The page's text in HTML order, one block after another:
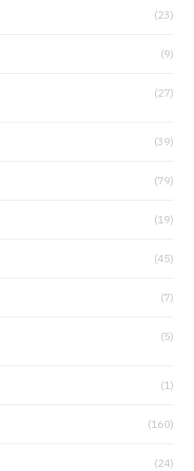
(23)
(9)
(27)
(39)
(79)
(19)
(45)
(7)
(5)
(1)
(160)
(24)